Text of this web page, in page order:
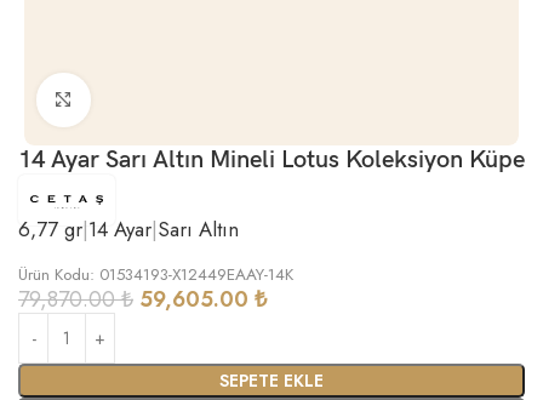
Büyütmek için tıklayın
14 Ayar Sarı Altın Mineli Lotus Koleksiyon Küpe
6,77 gr|14 Ayar|Sarı Altın
Ürün Kodu: 01534193-X12449EAAY-14K
79,870.00₺ 59,605.00 ₺
SEPETE EKLE